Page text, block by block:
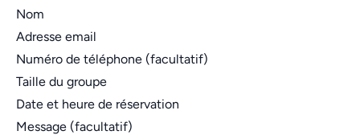
Nom
Adresse email
Numéro de téléphone (facultatif)
Taille du groupe
Date et heure de réservation
Message (facultatif)